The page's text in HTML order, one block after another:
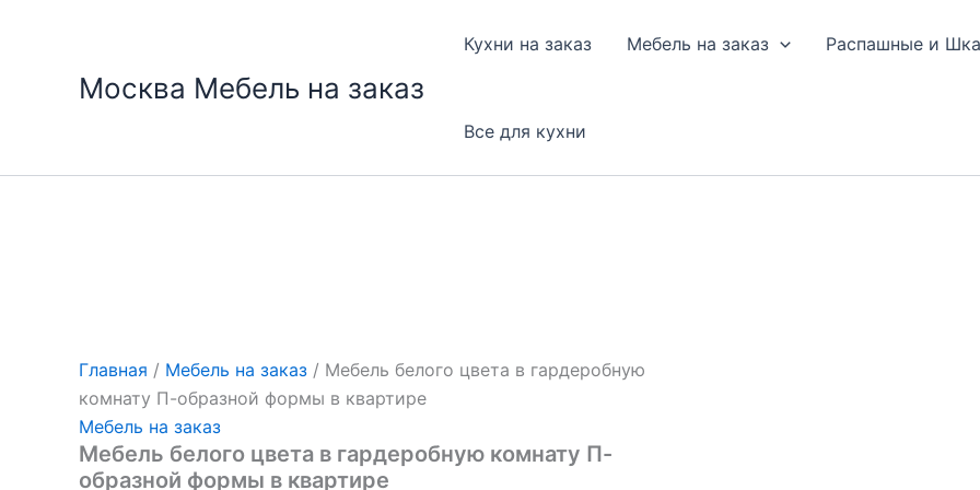
Москва Мебель на заказ
Кухни на заказ Мебель на заказ Распашные и
Все для кухни
Главная / Мебель на заказ / Мебель белого цвета в гардеробную
комнату П-образной формы в квартире
Мебель на заказ
Мебель белого цвета в гардеробную комнату П-
образной формы в квартире